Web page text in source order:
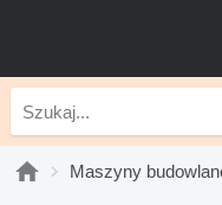
Maszyny